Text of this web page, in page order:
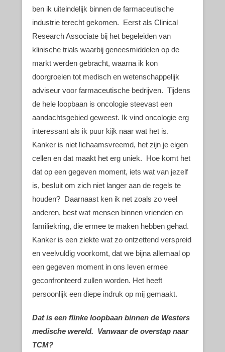
ben ik uiteindelijk binnen de farmaceutische
industrie terecht gekomen. Eerst als Clinical
Research Associate bij het begeleiden van
klinische trials waarbij geneesmiddelen op de
markt werden gebracht, waarna ik kon
doorgroeien tot medisch en wetenschappelijk
adviseur voor farmaceutische bedrijven. Tijdens
de hele loopbaan is oncologie steevast een
aandachtsgebied geweest. Ik vind oncologie erg
interessant als ik puur kijk naar wat het is.
Kanker is niet lichaamsvreemd, het zijn je eigen
cellen en dat maakt het erg uniek. Hoe komt het
dat op een gegeven moment, iets wat van jezelf
is, besluit om zich niet langer aan de regels te
houden? Daarnaast ken ik net zoals zo veel
anderen, best wat mensen binnen vrienden en
familiekring, die ermee te maken hebben gehad.
Kanker is een ziekte wat zo ontzettend verspreid
en veelvuldig voorkomt, dat we bijna allemaal op
een gegeven moment in ons leven ermee
geconfronteerd zullen worden. Het heeft
persoonlijk een diepe indruk op mij gemaakt.
Dat is een flinke loopbaan binnen de Westers
medische wereld. Vanwaar de overstap naar
TCM?